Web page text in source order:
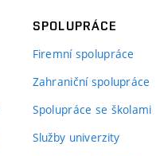
SPOLUPRÁCE
Firemní spolupráce
Zahraniční spolupráce
Spolupráce se školami
Služby univerzity